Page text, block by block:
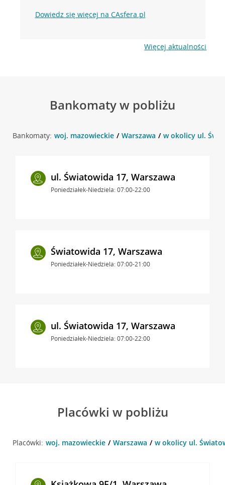
Dowiedz się więcej na CAsfera.pl
Więcej aktualności
Bankomaty w pobliżu
Bankomaty: woj. mazowieckie Warszawa w okolicy ul.
ul. Światowida 17, Warszawa
Poniedziałek-Niedziela: 07:00-22:00
Światowida 17, Warszawa
Poniedziałek-Niedziela: 07:00-21:00
ul. Światowida 17, Warszawa
Poniedziałek-Niedziela: 07:00-22:00
Placówki w pobliżu
Placówki: woj. mazowieckie Warszawa w okolicy ul.